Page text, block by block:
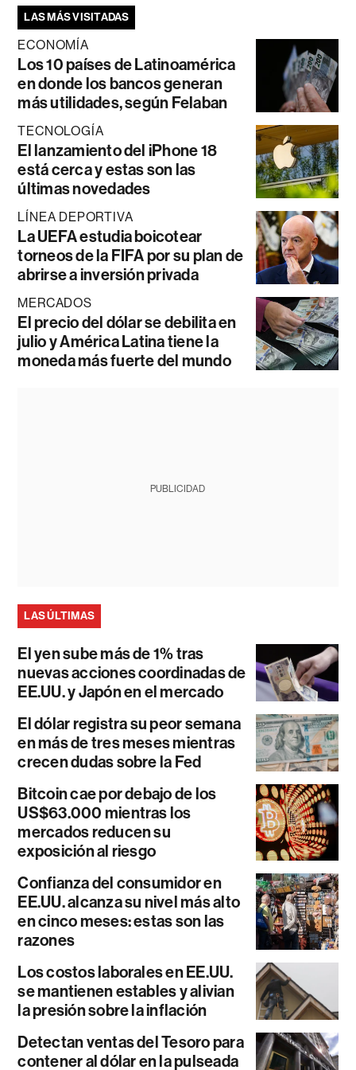
LAS MÁS VISITADAS
ECONOMÍA
Los 10 países de Latinoamérica
en donde los bancos generan
más utilidades, según Felaban
TECNOLOGÍA
El lanzamiento del iPhone 18
está cerca y estas son las
últimas novedades
LÍNEA DEPORTIVA
La UEFA estudia boicotear
torneos de la FIFA por su plan de
abrirse a inversión privada
MERCADOS
El precio del dólar se debilita en
julio y América Latina tiene la
moneda más fuerte del mundo
PUBLICIDAD
LAS ÚLTIMAS
El yen sube más de 1% tras
nuevas acciones coordinadas de
EE.UU. y Japón en el mercado
El dólar registra su peor semana
en más de tres meses mientras
crecen dudas sobre la Fed
Bitcoin cae por debajo de los
US$63.000 mientras los
mercados reducen su
exposición al riesgo
Confianza del consumidor en
EE.UU. alcanza su nivel más alto
en cinco meses: estas son las
razones
Los costos laborales en EE.UU.
se mantienen estables y alivian
la presión sobre la inflación
Detectan ventas del Tesoro para
contener al dólar en la pulseada